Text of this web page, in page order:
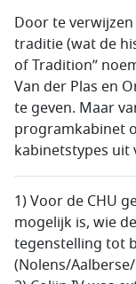
Door te
traditie (wat de
of Tradition”
Van der Plas en
te geven. Maar
programkabinet
kabinetstypes uit
1) Voor de CHU
mogelijk is, wie
tegenstelling tot
(Nolens/